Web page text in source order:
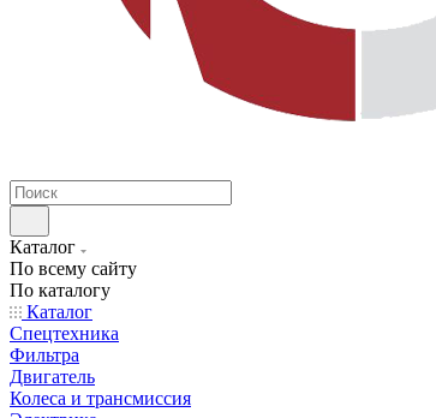
Каталог
По всему сайту
По каталогу
Каталог
Спецтехника
Фильтра
Двигатель
Колеса и трансмиссия